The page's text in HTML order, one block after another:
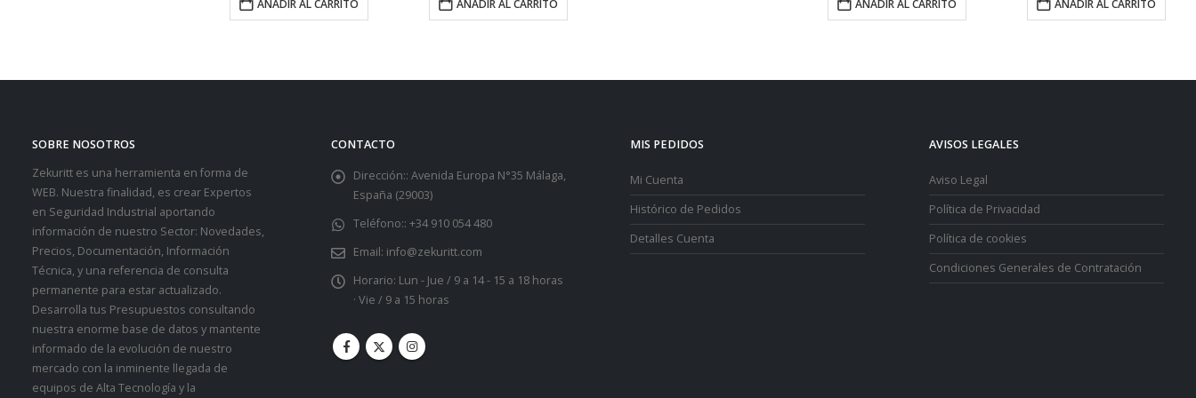
598,00 €
AÑADIR AL CARRITO AÑADIR AL CARRITO
2.823,00 €
AÑADIR AL CARRITO AÑADIR AL CARRITO
SOBRE NOSOTROS
Zekuritt es una herramienta en forma de
WEB. Nuestra finalidad, es crear Expertos
en Seguridad Industrial aportando
información de nuestro Sector: Novedades,
Precios, Documentación, Información
Técnica, y una referencia de consulta
permanente para estar actualizado.
Desarrolla tus Presupuestos consultando
nuestra enorme base de datos y mantente
informado de la evolución de nuestro
mercado con la inminente llegada de
equipos de Alta Tecnología y la
CONTACTO
Dirección:: Avenida Europa N°35 Málaga,
España (29003)
Teléfono:: +34 910 054 480
Email: info@zekuritt.com
Horario: Lun - Jue / 9 a 14 - 15 a 18 horas
· Vie / 9 a 15 horas
MIS PEDIDOS
Mi Cuenta
Histórico de Pedidos
Detalles Cuenta
AVISOS LEGALES
Aviso Legal
Política de Privacidad
Política de cookies
Condiciones Generales de Contratación